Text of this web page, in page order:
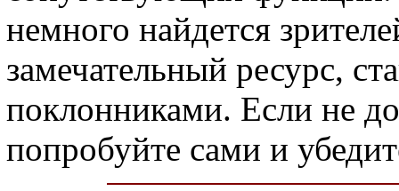
немного найдется
замечательный ресурс,
поклонниками. Если не
попробуйте сами и